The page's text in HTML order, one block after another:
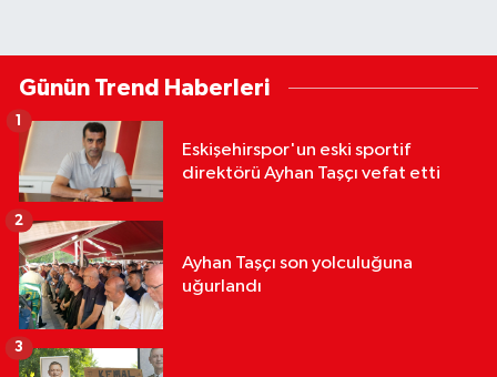
Günün Trend Haberleri
Eskişehirspor'un eski sportif
direktörü Ayhan Taşçı vefat etti
1
Ayhan Taşçı son yolculuğuna
uğurlandı
2
3